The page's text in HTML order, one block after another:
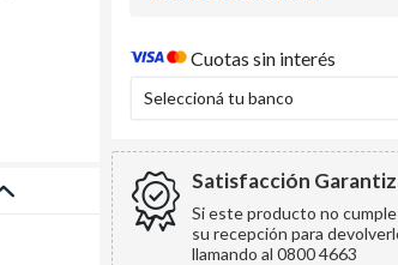
Cuotas sin interés
Seleccioná tu banco
Satisfacción
Si este producto no
su recepción para
llamando al 0800 4663